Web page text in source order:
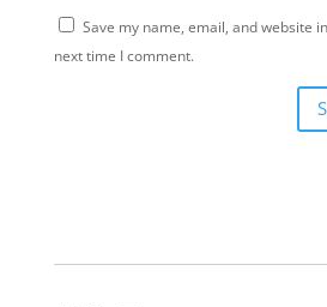
Save my name, email, and website
next time I comment.